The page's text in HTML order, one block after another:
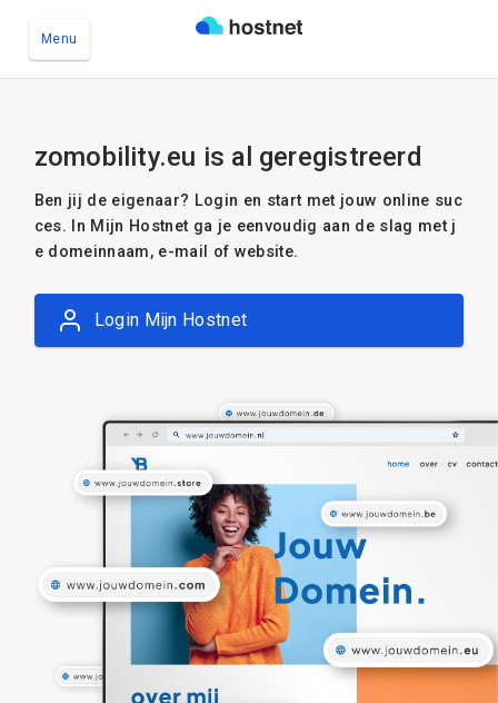
Menu
zomobility.eu is al geregistreerd
Ben jij de eigenaar? Login en start met jouw online suc
ces. In Mijn Hostnet ga je eenvoudig aan de slag met j
e domeinnaam, e-mail of website.
Login Mijn Hostnet